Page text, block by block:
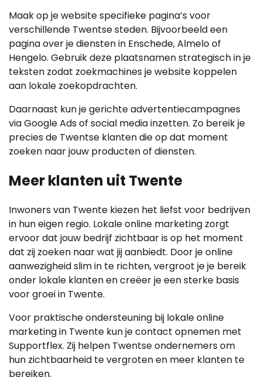
Maak op je website specifieke pagina’s voor
verschillende Twentse steden. Bijvoorbeeld een
pagina over je diensten in Enschede, Almelo of
Hengelo. Gebruik deze plaatsnamen strategisch in je
teksten zodat zoekmachines je website koppelen
aan lokale zoekopdrachten.
Daarnaast kun je gerichte advertentiecampagnes
via Google Ads of social media inzetten. Zo bereik je
precies de Twentse klanten die op dat moment
zoeken naar jouw producten of diensten.
Meer klanten uit Twente
Inwoners van Twente kiezen het liefst voor bedrijven
in hun eigen regio. Lokale online marketing zorgt
ervoor dat jouw bedrijf zichtbaar is op het moment
dat zij zoeken naar wat jij aanbiedt. Door je online
aanwezigheid slim in te richten, vergroot je je bereik
onder lokale klanten en creëer je een sterke basis
voor groei in Twente.
Voor praktische ondersteuning bij lokale online
marketing in Twente kun je contact opnemen met
Supportflex. Zij helpen Twentse ondernemers om
hun zichtbaarheid te vergroten en meer klanten te
bereiken.